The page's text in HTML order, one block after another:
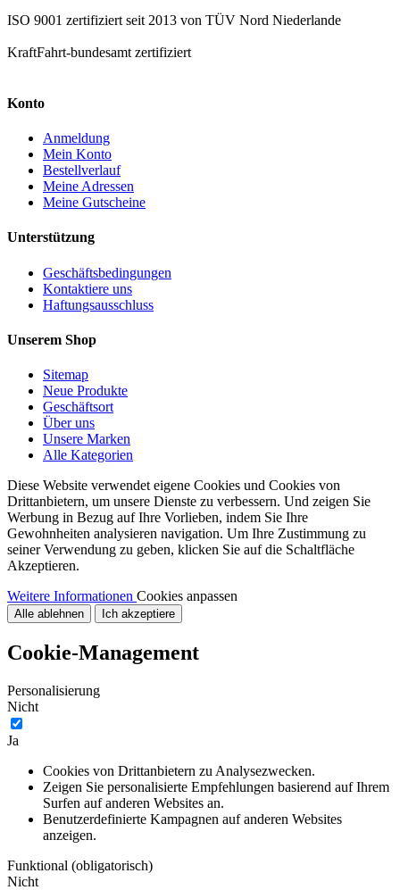
ISO 9001 zertifiziert seit 2013 von TÜV Nord Niederlande
KraftFahrt-bundesamt zertifiziert
Konto
Anmeldung
Mein Konto
Bestellverlauf
Meine Adressen
Meine Gutscheine
Unterstützung
Geschäftsbedingungen
Kontaktiere uns
Haftungsausschluss
Unserem Shop
Sitemap
Neue Produkte
Geschäftsort
Über uns
Unsere Marken
Alle Kategorien
Diese Website verwendet eigene Cookies und Cookies von
Drittanbietern, um unsere Dienste zu verbessern. Und zeigen Sie
Werbung in Bezug auf Ihre Vorlieben, indem Sie Ihre
Gewohnheiten analysieren navigation. Um Ihre Zustimmung zu
seiner Verwendung zu geben, klicken Sie auf die Schaltfläche
Akzeptieren.
Weitere Informationen Cookies anpassen
Alle ablehnen Ich akzeptiere
Cookie-Management
Personalisierung
Nicht
Ja
Cookies von Drittanbietern zu Analysezwecken.
Zeigen Sie personalisierte Empfehlungen basierend auf Ihrem
Surfen auf anderen Websites an.
Benutzerdefinierte Kampagnen auf anderen Websites
anzeigen.
Funktional (obligatorisch)
Nicht